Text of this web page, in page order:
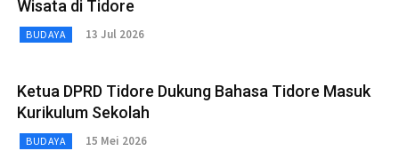
Wisata di Tidore
BUDAYA 13 Jul 2026
Ketua DPRD Tidore Dukung Bahasa Tidore Masuk
Kurikulum Sekolah
BUDAYA 15 Mei 2026